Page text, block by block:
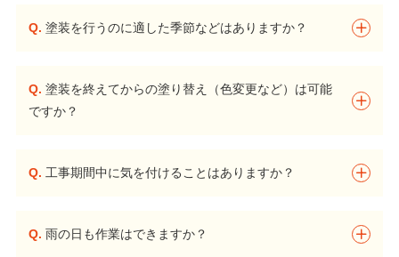
Q. 塗装を行うのに適した季節などはありますか？
Q. 塗装を終えてからの塗り替え（色変更など）は可能
ですか？
Q. 工事期間中に気を付けることはありますか？
Q. 雨の日も作業はできますか？